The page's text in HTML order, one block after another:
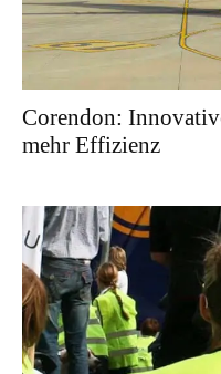
Corendon:
mehr Effizienz